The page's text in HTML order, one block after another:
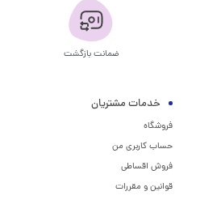
ضمانت بازگشت
خدمات مشتریان
فروشگاه
حساب کاربری من
فروش اقساطی
قوانین و مقررات